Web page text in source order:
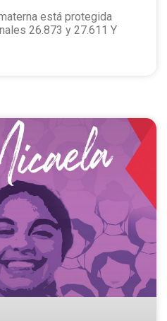
está protegida
26.873 y 27.611 Y